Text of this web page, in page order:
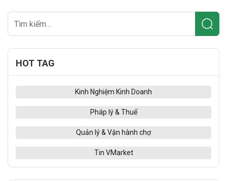
HOT TAG
Kinh Nghiệm Kinh Doanh
Pháp lý & Thuế
Quản lý & Vận hành chợ
Tin VMarket